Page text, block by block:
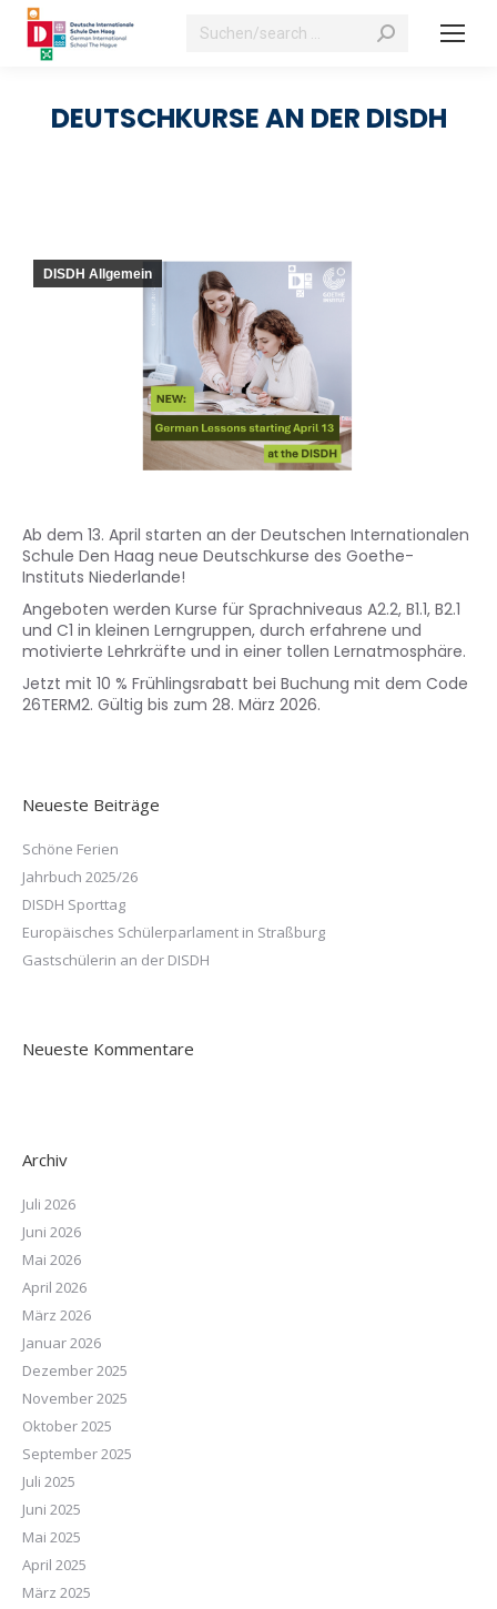
Suchen:
DEUTSCHKURSE AN DER DISDH
DISDH Allgemein
Ab dem 13. April starten an der Deutschen Internationalen
Schule Den Haag neue Deutschkurse des Goethe-
Instituts Niederlande!
Angeboten werden Kurse für Sprachniveaus A2.2, B1.1, B2.1
und C1 in kleinen Lerngruppen, durch erfahrene und
motivierte Lehrkräfte und in einer tollen Lernatmosphäre.
Jetzt mit 10 % Frühlingsrabatt bei Buchung mit dem Code
26TERM2. Gültig bis zum 28. März 2026.
Neueste Beiträge
Schöne Ferien
Jahrbuch 2025/26
DISDH Sporttag
Europäisches Schülerparlament in Straßburg
Gastschülerin an der DISDH
Neueste Kommentare
Archiv
Juli 2026
Juni 2026
Mai 2026
April 2026
März 2026
Januar 2026
Dezember 2025
November 2025
Oktober 2025
September 2025
Juli 2025
Juni 2025
Mai 2025
April 2025
März 2025